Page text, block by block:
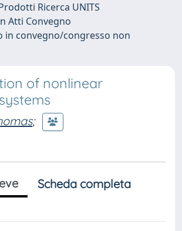
Ricerca UNITS
Atti Convegno
in convegno/congresso non
of nonlinear
;
Scheda completa